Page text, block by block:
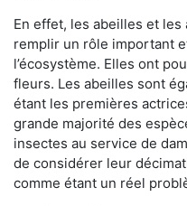
En effet, les abeilles et
remplir un rôle important
l’écosystème. Elles ont
fleurs. Les abeilles sont
étant les premières
grande majorité des
insectes au service de
de considérer leur
comme étant un réel